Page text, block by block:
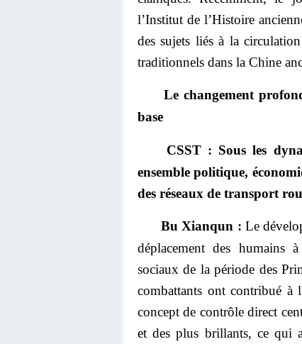
l’Institut de l’Histoire
des sujets liés à la
traditionnels dans la Chine
Le changement
base
CSST : Sous les
ensemble politique,
des réseaux de transport
Bu Xianqun : Le
déplacement des humains
sociaux de la période des
combattants ont contribué à
concept de contrôle direct
et des plus brillants, ce qui